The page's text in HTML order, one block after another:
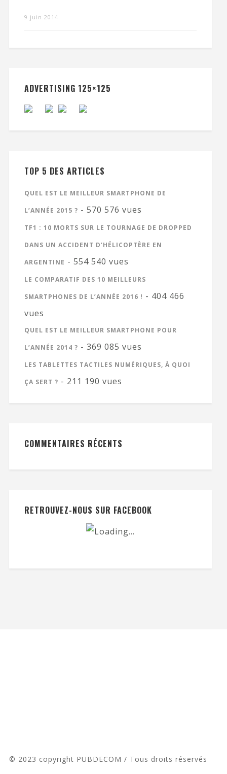
9 juin 2014
ADVERTISING 125×125
TOP 5 DES ARTICLES
QUEL EST LE MEILLEUR SMARTPHONE DE
L’ANNÉE 2015 ? - 570 576 vues
TF1 : 10 MORTS SUR LE TOURNAGE DE DROPPED
DANS UN ACCIDENT D’HÉLICOPTÈRE EN
ARGENTINE - 554 540 vues
LE COMPARATIF DES 10 MEILLEURS
SMARTPHONES DE L’ANNÉE 2016 ! - 404 466
vues
QUEL EST LE MEILLEUR SMARTPHONE POUR
L’ANNÉE 2014 ? - 369 085 vues
LES TABLETTES TACTILES NUMÉRIQUES, À QUOI
ÇA SERT ? - 211 190 vues
COMMENTAIRES RÉCENTS
RETROUVEZ-NOUS SUR FACEBOOK
© 2023 copyright PUBDECOM / Tous droits réservés